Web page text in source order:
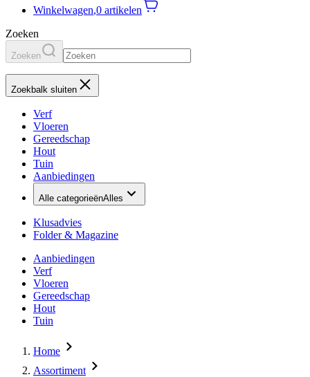
Winkelwagen,0 artikelen
Zoeken
Zoeken
Zoekbalk sluiten
Verf
Vloeren
Gereedschap
Hout
Tuin
Aanbiedingen
Alle categorieënAlles
Klusadvies
Folder & Magazine
Aanbiedingen
Verf
Vloeren
Gereedschap
Hout
Tuin
Home
Assortiment